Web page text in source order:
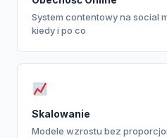
System contentowy na social
kiedy i po co
Skalowanie
Modele wzrostu bez